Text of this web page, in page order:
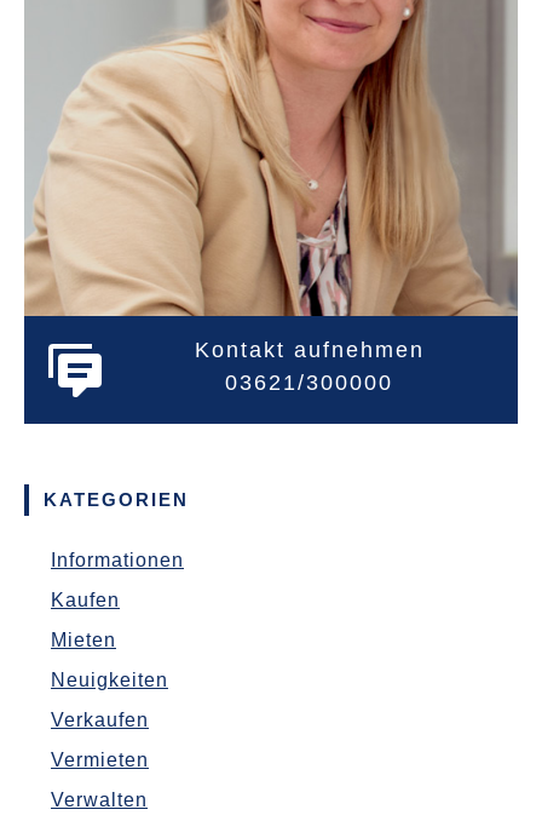
Kontakt aufnehmen
03621/300000
KATEGORIEN
Informationen
Kaufen
Mieten
Neuigkeiten
Verkaufen
Vermieten
Verwalten